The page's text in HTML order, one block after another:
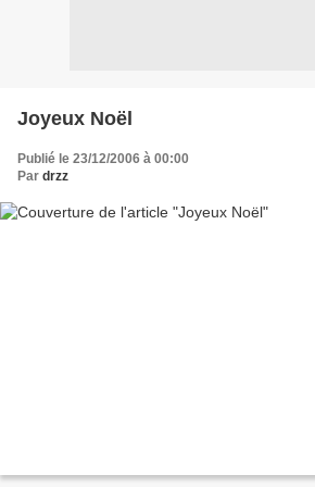
Joyeux Noël
Publié le 23/12/2006 à 00:00
Par drzz